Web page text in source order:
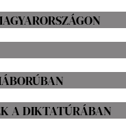
A DIKTATÚRÁBAN